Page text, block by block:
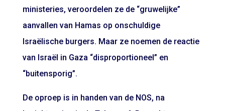
ministeries, veroordelen ze de “gruwelijke”
aanvallen van Hamas op onschuldige
Israëlische burgers. Maar ze noemen de reactie
van Israël in Gaza “disproportioneel” en
“buitensporig”.
De oproep is in handen van de NOS, na